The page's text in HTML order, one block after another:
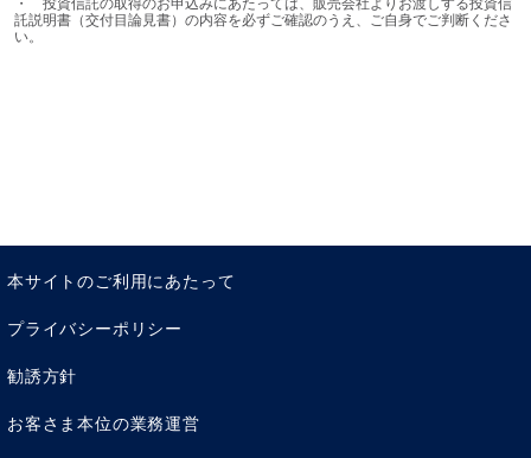
託説明書（交付目論見書）の内容を必ずご確認のうえ、ご自身でご判断くださ
い。
本サイトのご利用にあたって
プライバシーポリシー
勧誘方針
お客さま本位の業務運営